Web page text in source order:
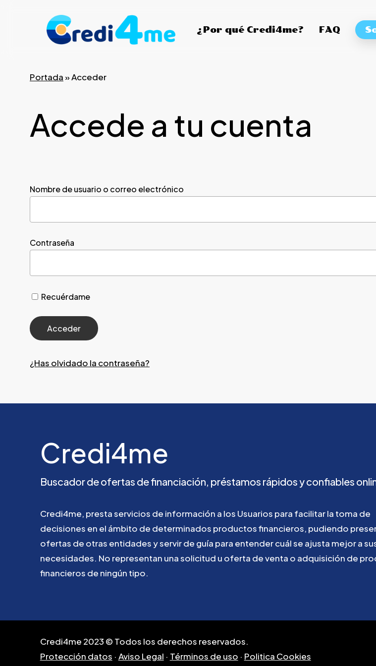
¿Por qué Credi4me? FAQ
Portada»Acceder
Accede a tu cuenta
Nombre de usuario o correo electrónico
Contraseña
Recuérdame
¿Has olvidado la contraseña?
Credi4me
Buscadordeofertas definanciación, préstamos rápidosyconfiables
Credi4me, prestaservicios de información a los Usuarios para facilitarla toma de
decisiones en el ámbito de determinados productosfinancieros, pudiendo
ofertas de otras entidadesyservirde guía para entendercuálse ajusta mejora
necesidades. No representan unasolicitud u oferta deventa o adquisición de
financieros de ningún tipo.
Credi4me 2023 © Todos los derechos reservados.
Protección datos · Aviso Legal · Términos de uso · Politica Cookies